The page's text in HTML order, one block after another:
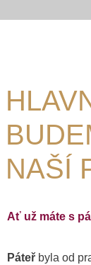
NAŠÍ
Ať už máte s
Páteř byla od